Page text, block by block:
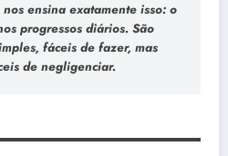
ensina exatamente isso: o
progressos diários. São
fáceis de fazer, mas
de negligenciar.